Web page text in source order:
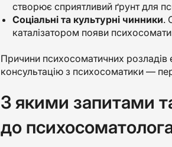
створює сприятливий ґрунт для
Соціальні та культурні чинники.
каталізатором появи
Причини психосоматичних розладів
консультацію з психосоматики —
З якими запитами
до